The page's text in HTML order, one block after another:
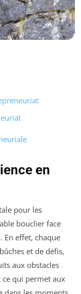
en
pour les
bouclier face
effet, chaque
et de défis,
aux obstacles
ce qui permet aux